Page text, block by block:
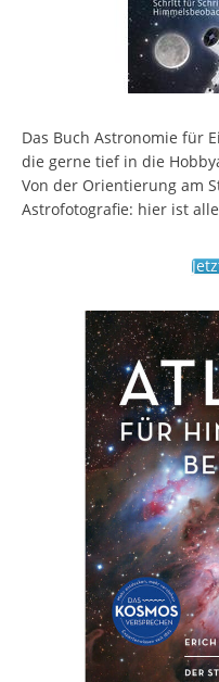
Das Buch Astronomie für
die gerne tief in die
Von der Orientierung am
Astrofotografie: hier ist